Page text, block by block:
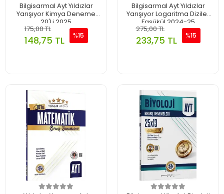
Bilgisarmal Ayt Yıldızlar
Yarışıyor Kimya Deneme
20'Li 2025
175,00 TL
148,75 TL %15
Bilgisarmal Ayt Yıldızlar
Yarışıyor Logaritma Diziler
Fasükül 2024-25
275,00 TL
233,75 TL %15